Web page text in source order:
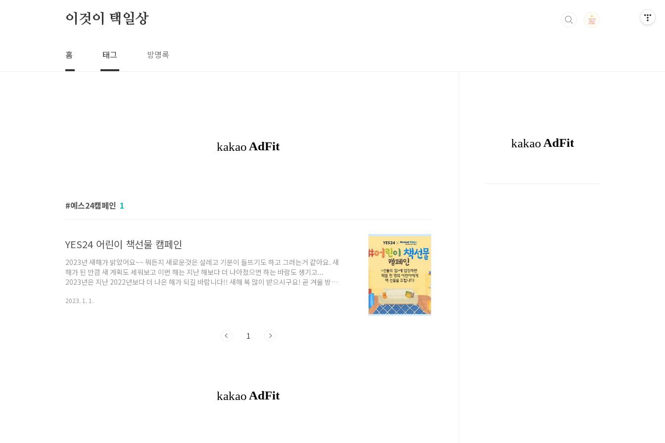
이것이 택일상
홈 태그 방명록
예스24캠페인 1
YES24 어린이 책선물 캠페인
2023년 새해가 밝았어요~~ 뭐든지 새로운것은 설레고 기분이 들뜨기도 하고 그러는거 같아요. 새
해가 된 만큼 새 계획도 세워보고 이번 해는 지난 해보다 더 나아졌으면 하는 바람도 생기고...
2023년은 지난 2022년보다 더 나은 해가 되길 바랍니다!! 새해 복 많이 받으시구요! 곧 겨울 방학
마침 YES24에서 책선물 캠페인을 하고 있어요! 매월 캠페인을 진행하고 있어요. 매월 천 명의 어
2023. 1. 1.
1